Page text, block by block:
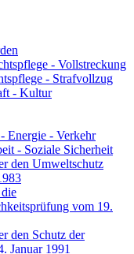
- Vollstreckung
- Strafvollzug
- Kultur
Energie - Verkehr
- Soziale Sicherheit
den Umweltschutz
vom 19.
den Schutz der
Januar 1991